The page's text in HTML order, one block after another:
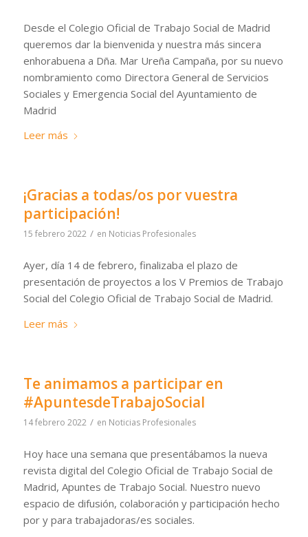
Desde el Colegio Oficial de Trabajo Social de Madrid
queremos dar la bienvenida y nuestra más sincera
enhorabuena a Dña. Mar Ureña Campaña, por su nuevo
nombramiento como Directora General de Servicios
Sociales y Emergencia Social del Ayuntamiento de
Madrid
Leer más
¡Gracias a todas/os por vuestra
participación!
15 febrero 2022 / en Noticias Profesionales
Ayer, día 14 de febrero, finalizaba el plazo de
presentación de proyectos a los V Premios de Trabajo
Social del Colegio Oficial de Trabajo Social de Madrid.
Leer más
Te animamos a participar en
#ApuntesdeTrabajoSocial
14 febrero 2022 / en Noticias Profesionales
Hoy hace una semana que presentábamos la nueva
revista digital del Colegio Oficial de Trabajo Social de
Madrid, Apuntes de Trabajo Social. Nuestro nuevo
espacio de difusión, colaboración y participación hecho
por y para trabajadoras/es sociales.